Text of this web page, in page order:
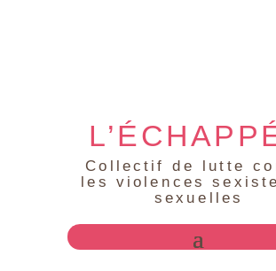
Collectif de lutte
les violences
sexuelles